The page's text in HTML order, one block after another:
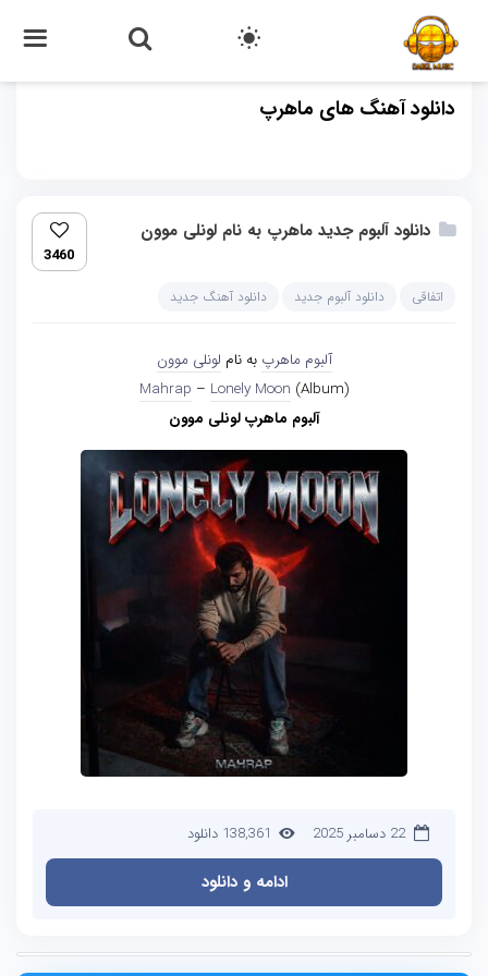
دانلود آهنگ های ماهرپ
دانلود آلبوم جدید ماهرپ به نام لونلی موون
3460
اتفاقی دانلود آلبوم جدید دانلود آهنگ جدید
آلبوم ماهرپ به نام لونلی موون
Mahrap – Lonely Moon (Album)
آلبوم ماهرپ لونلی موون
22 دسامبر 2025 138,361 دانلود
ادامه و دانلود